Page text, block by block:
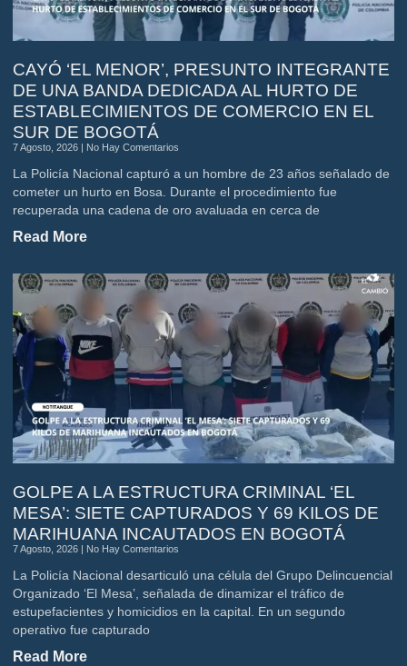
CAYÓ ‘EL MENOR’, PRESUNTO INTEGRANTE
DE UNA BANDA DEDICADA AL HURTO DE
ESTABLECIMIENTOS DE COMERCIO EN EL
SUR DE BOGOTÁ
7 Agosto, 2026 No Hay Comentarios
La Policía Nacional capturó a un hombre de 23 años señalado de
cometer un hurto en Bosa. Durante el procedimiento fue
recuperada una cadena de oro avaluada en cerca de
Read More
GOLPE A LA ESTRUCTURA CRIMINAL ‘EL
MESA’: SIETE CAPTURADOS Y 69 KILOS DE
MARIHUANA INCAUTADOS EN BOGOTÁ
7 Agosto, 2026 No Hay Comentarios
La Policía Nacional desarticuló una célula del Grupo Delincuencial
Organizado ‘El Mesa’, señalada de dinamizar el tráfico de
estupefacientes y homicidios en la capital. En un segundo
operativo fue capturado
Read More